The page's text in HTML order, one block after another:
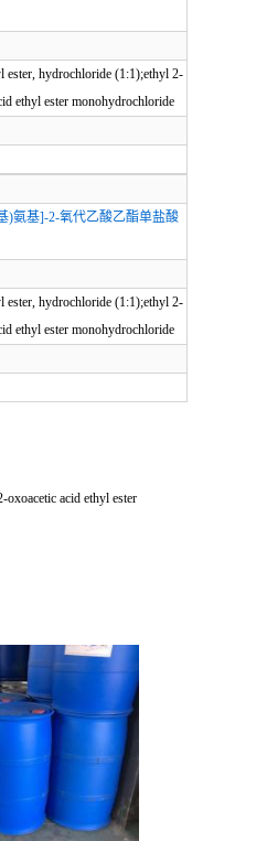
hydrochloride (1:1);ethyl 2-
ethyl ester monohydrochloride
)氨基]-2-氧代乙酸乙酯单盐酸
hydrochloride (1:1);ethyl 2-
ethyl ester monohydrochloride
acid ethyl ester